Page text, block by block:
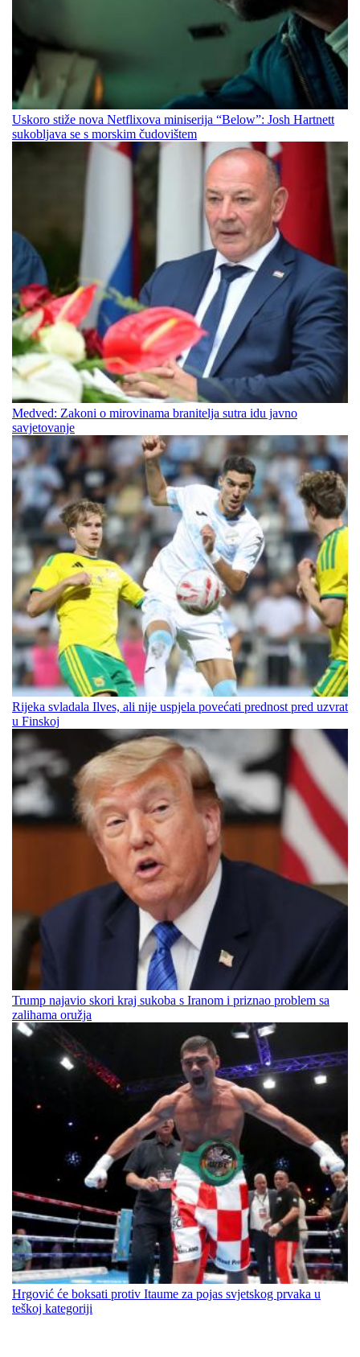
Uskoro stiže nova Netflixova miniserija “Below”: Josh Hartnett
sukobljava se s morskim čudovištem
Medved: Zakoni o mirovinama branitelja sutra idu javno
savjetovanje
Rijeka svladala Ilves, ali nije uspjela povećati prednost pred uzvrat
u Finskoj
Trump najavio skori kraj sukoba s Iranom i priznao problem sa
zalihama oružja
Hrgović će boksati protiv Itaume za pojas svjetskog prvaka u
teškoj kategoriji